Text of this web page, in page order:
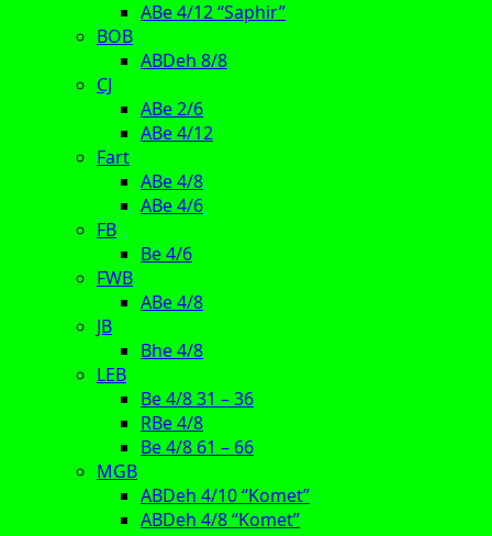
ABe 4/12 “Saphir”
BOB
ABDeh 8/8
CJ
ABe 2/6
ABe 4/12
Fart
ABe 4/8
ABe 4/6
FB
Be 4/6
FWB
ABe 4/8
JB
Bhe 4/8
LEB
Be 4/8 31 – 36
RBe 4/8
Be 4/8 61 – 66
MGB
ABDeh 4/10 “Komet”
ABDeh 4/8 “Komet”